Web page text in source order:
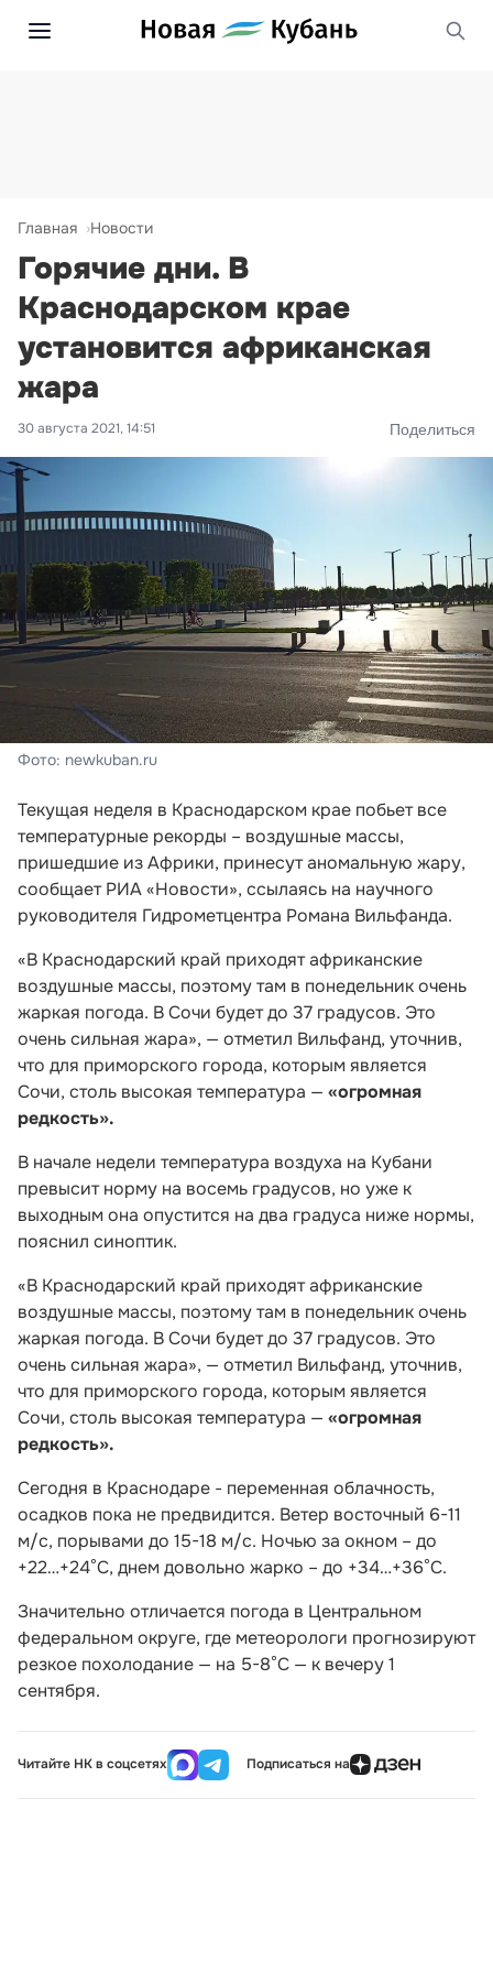
Главная Новости
Горячие дни. В
Краснодарском крае
установится африканская
жара
30 августа 2021, 14:51 Поделиться
Фото: newkuban.ru
Текущая неделя в Краснодарском крае побьет все
температурные рекорды – воздушные массы,
пришедшие из Африки, принесут аномальную жару,
сообщает РИА «Новости», ссылаясь на научного
руководителя Гидрометцентра Романа Вильфанда.
«В Краснодарский край приходят африканские
воздушные массы, поэтому там в понедельник очень
жаркая погода. В Сочи будет до 37 градусов. Это
очень сильная жара», — отметил Вильфанд, уточнив,
что для приморского города, которым является
Сочи, столь высокая температура — «огромная
редкость».
В начале недели температура воздуха на Кубани
превысит норму на восемь градусов, но уже к
выходным она опустится на два градуса ниже нормы,
пояснил синоптик.
«В Краснодарский край приходят африканские
воздушные массы, поэтому там в понедельник очень
жаркая погода. В Сочи будет до 37 градусов. Это
очень сильная жара», — отметил Вильфанд, уточнив,
что для приморского города, которым является
Сочи, столь высокая температура — «огромная
редкость».
Сегодня в Краснодаре - переменная облачность,
осадков пока не предвидится. Ветер восточный 6-11
м/с, порывами до 15-18 м/с. Ночью за окном – до
+22…+24°С, днем довольно жарко – до +34…+36°С.
Значительно отличается погода в Центральном
федеральном округе, где метеорологи прогнозируют
резкое похолодание — на 5-8°С — к вечеру 1
сентября.
Читайте НК в соцсетях Подписаться на